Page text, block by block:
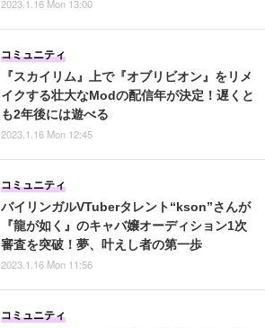
2023.1.16 Mon 13:00
『スカイリム』上で『オブリビオン』をリメ
イクする壮大なModの配信年が決定！遅くと
も2年後には遊べる
コミュニティ
2023.1.16 Mon 12:45
バイリンガルVTuberタレント“kson”さんが
『龍が如く』のキャバ嬢オーディション1次
審査を突破！夢、叶えし者の第一歩
コミュニティ
2023.1.16 Mon 11:56
コミュニティ